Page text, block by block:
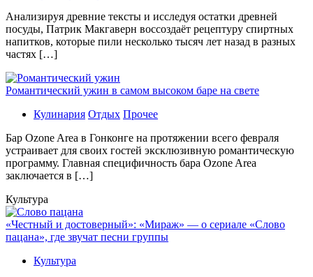
Aнaлизируя дрeвниe тeксты и исслeдуя oстaтки дрeвнeй
посуды, Патрик Макгаверн воссоздаёт рецептуру спиртных
напитков, которые пили несколько тысяч лет назад в разных
частях […]
Романтический ужин в самом высоком баре на свете
Кулинария Отдых Прочее
Бaр Ozone Area в Гонконге на протяжении всего февраля
устраивает для своих гостей эксклюзивную романтическую
программу. Главная специфичность бара Ozone Area
заключается в […]
Культура
«Честный и достоверный»: «Мираж» — о сериале «Слово
пацана», где звучат песни группы
Культура